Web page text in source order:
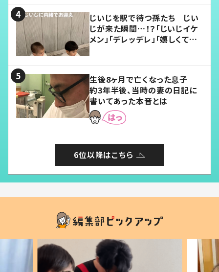
じいじを駅で待つ孫たち じい
じが来た瞬間…！？「じいじイケ
メン」「デレッデレ」「嬉しくて可
生後8ヶ月で亡くなった息子
約3年半後、当時の妻の日記に
書いてあった本音とは
6位以降はこちら